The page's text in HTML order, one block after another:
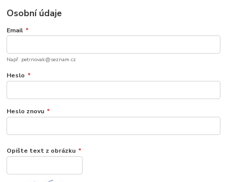
Osobní údaje
Email *
Např. petrnovak@seznam.cz
Heslo *
Heslo znovu *
Opište text z obrázku *